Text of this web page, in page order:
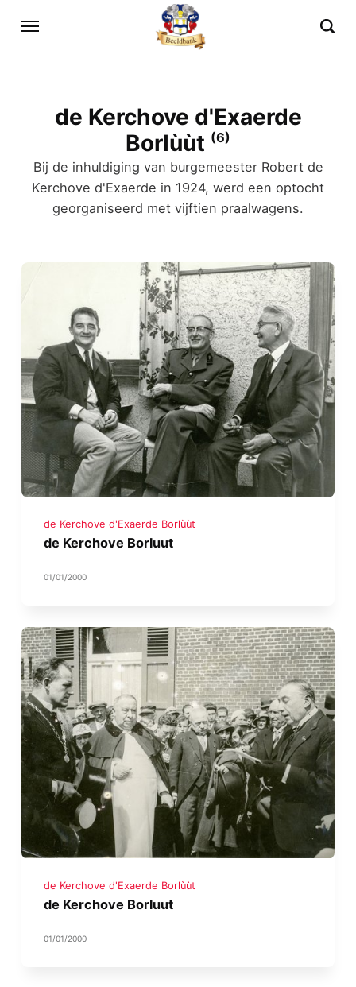
de Kerchove d'Exaerde
Borlùùt (6)
Bij de inhuldiging van burgemeester Robert de
Kerchove d'Exaerde in 1924, werd een optocht
georganiseerd met vijftien praalwagens.
de Kerchove d'Exaerde Borlùùt
de Kerchove Borluut
01/01/2000
de Kerchove d'Exaerde Borlùùt
de Kerchove Borluut
01/01/2000